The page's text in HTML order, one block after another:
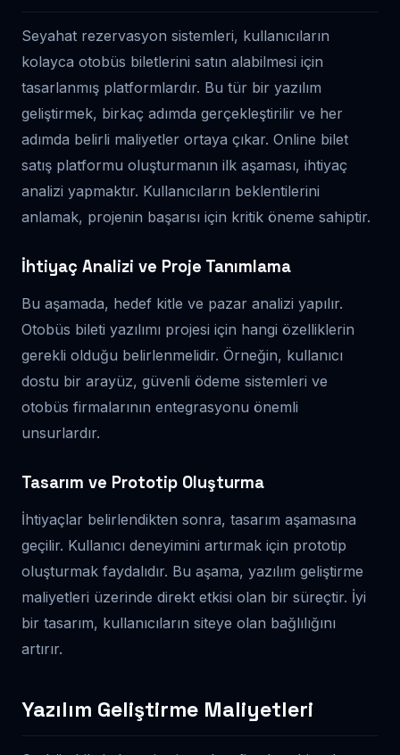
Seyahat rezervasyon sistemleri, kullanıcıların
kolayca otobüs biletlerini satın alabilmesi için
tasarlanmış platformlardır. Bu tür bir yazılım
geliştirmek, birkaç adımda gerçekleştirilir ve her
adımda belirli maliyetler ortaya çıkar. Online bilet
satış platformu oluşturmanın ilk aşaması, ihtiyaç
analizi yapmaktır. Kullanıcıların beklentilerini
anlamak, projenin başarısı için kritik öneme sahiptir.
İhtiyaç Analizi ve Proje Tanımlama
Bu aşamada, hedef kitle ve pazar analizi yapılır.
Otobüs bileti yazılımı projesi için hangi özelliklerin
gerekli olduğu belirlenmelidir. Örneğin, kullanıcı
dostu bir arayüz, güvenli ödeme sistemleri ve
otobüs firmalarının entegrasyonu önemli
unsurlardır.
Tasarım ve Prototip Oluşturma
İhtiyaçlar belirlendikten sonra, tasarım aşamasına
geçilir. Kullanıcı deneyimini artırmak için prototip
oluşturmak faydalıdır. Bu aşama, yazılım geliştirme
maliyetleri üzerinde direkt etkisi olan bir süreçtir. İyi
bir tasarım, kullanıcıların siteye olan bağlılığını
artırır.
Yazılım Geliştirme Maliyetleri